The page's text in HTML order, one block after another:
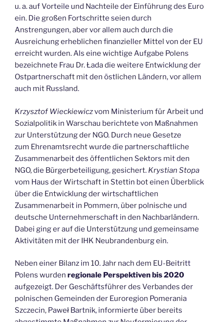
u. a. auf Vorteile und Nachteile der Einführung des Euro
ein. Die großen Fortschritte seien durch
Anstrengungen, aber vor allem auch durch die
Ausreichung erheblichen finanzieller Mittel von der EU
erreicht wurden. Als eine wichtige Aufgabe Polens
bezeichnete Frau Dr. Łada die weitere Entwicklung der
Ostpartnerschaft mit den östlichen Ländern, vor allem
auch mit Russland.
Krzysztof Wieckiewiczvom Ministerium für Arbeit und
Sozialpolitik in Warschau berichtete von Maßnahmen
zur Unterstützung der NGO. Durch neue Gesetze
zum Ehrenamtsrecht wurde die partnerschaftliche
Zusammenarbeit des öffentlichen Sektors mit den
NGO, die Bürgerbeteiligung, gesichert. Krystian Stopa
vom Haus der Wirtschaft in Stettin bot einen Überblick
über die Entwicklung der wirtschaftlichen
Zusammenarbeit in Pommern, über polnische und
deutsche Unternehmerschaft in den Nachbarländern.
Dabei ging er auf die Unterstützung und gemeinsame
Aktivitäten mit der IHK Neubrandenburg ein.
Neben einer Bilanz im 10. Jahr nach dem EU-Beitritt
Polens wurden regionale Perspektiven bis 2020
aufgezeigt. Der Geschäftsführer des Verbandes der
polnischen Gemeinden der Euroregion Pomerania
Szczecin, Paweł Bartnik, informierte über bereits